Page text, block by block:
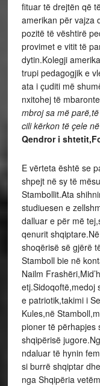
fituar të drejtën që
amerikan për vajza
pozitë të vështirë
provimet e vitit të
dytin.Kolegji
trupi pedagogjik e
ata i çuditi më
nxitohej të
mbroj sa më
cili kërkon të çele
Qendror i
E vërteta është se
shpejt në sy të
Stambollit.Ata
studiuesen e
dalluar e për më
qenurit
shoqërisë së gjërë
Stamboll bie në
Nailm
etj.Sidoqoftë,medoj
e patriotik,takimi i
Kules,në
pioner të përhapjes
shqipërisë
ndaluar të hynin
si burrë shqiptar
nga Shqipëria